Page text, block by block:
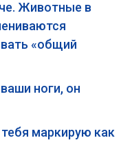
Животные в
«общий
ноги, он
маркирую как